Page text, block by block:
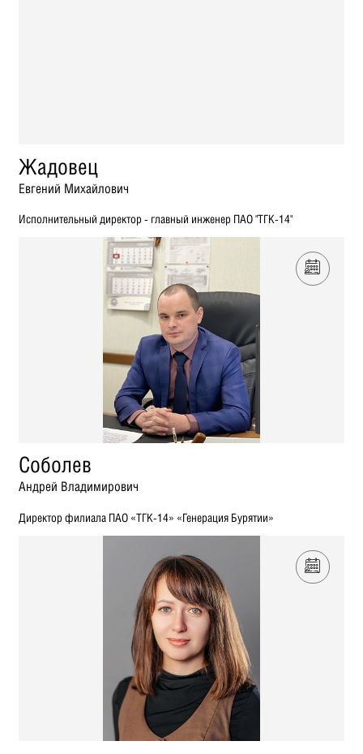
Жадовец
Евгений Михайлович
Исполнительный директор - главный инженер ПАО "ТГК-14"
Соболев
Андрей Владимирович
Директор филиала ПАО «ТГК-14» «Генерация Бурятии»